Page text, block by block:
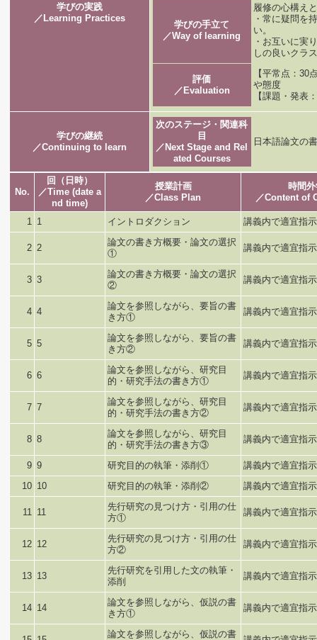
学びの実践
／Learning Practices
学びの手立て
／Way of learning
履修の心構え
・常に疑問を
い。
・お互いに実
しの良いクラ
評価
／Evaluation
【平常点：30
や態
【課題・発表
学びの継続
／Continuing to learn
次のステージ・関連科
目
／Next Stage and Rel
ated Courses
日本語論文の
No.
回（日時）
／Time (date a
nd time)
授業計画
／Class Plan
時間
／Content of
1 1 イントロダクション 講義内で適宜指
2 2
論文の書き方概要・論文の選択
①
講義内で適宜指
3 3
論文の書き方概要・論文の選択
②
講義内で適宜指
4 4
論文を参照しながら、要旨の書
き方①
講義内で適宜指
5 5
論文を参照しながら、要旨の書
き方②
講義内で適宜指
6 6
論文を参照しながら、研究目
的・研究手法の書き方①
講義内で適宜指
7 7
論文を参照しながら、研究目
的・研究手法の書き方②
講義内で適宜指
8 8
論文を参照しながら、研究目
的・研究手法の書き方③
講義内で適宜指
9 9 研究目的の執筆・添削①
講義内で適宜指
10 10 研究目的の執筆・添削② 講義内で適宜指
11 11
先行研究の見つけ方・引用の仕
方①
講義内で適宜指
12 12
先行研究の見つけ方・引用の仕
方②
講義内で適宜指
13 13
先行研究を引用した文の執筆・
添削
講義内で適宜指
14 14
論文を参照しながら、仮説の書
き方①
講義内で適宜指
論文を参照しながら、仮説の書